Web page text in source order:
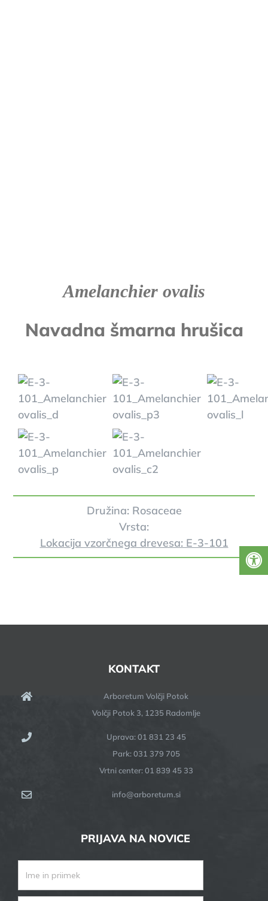
Amelanchier ovalis
Navadna šmarna hrušica
Družina: Rosaceae
Vrsta:
Lokacija vzorčnega drevesa: E-3-101
KONTAKT
Arboretum Volčji Potok
Volčji Potok 3, 1235 Radomlje
Uprava: 01 831 23 45
Park: 031 379 705
Vrtni center: 01 839 45 33
info@arboretum.si
PRIJAVA NA NOVICE